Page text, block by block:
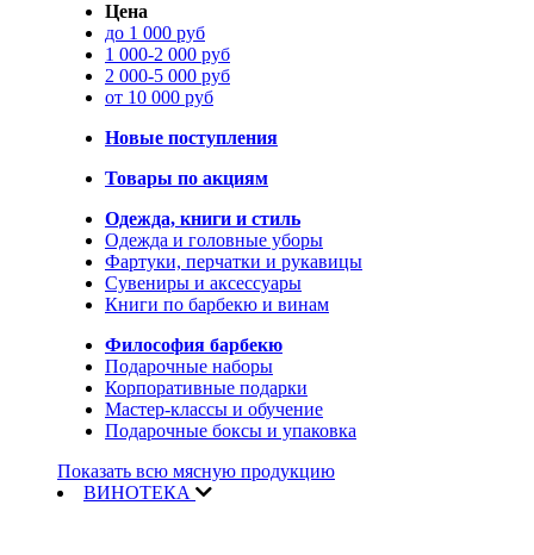
Цена
до 1 000 руб
1 000-2 000 руб
2 000-5 000 руб
от 10 000 руб
Новые поступления
Товары по акциям
Одежда, книги и стиль
Одежда и головные уборы
Фартуки, перчатки и рукавицы
Сувениры и аксессуары
Книги по барбекю и винам
Философия барбекю
Подарочные наборы
Корпоративные подарки
Мастер-классы и обучение
Подарочные боксы и упаковка
Показать всю мясную продукцию
ВИНОТЕКА